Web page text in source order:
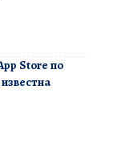
Store по